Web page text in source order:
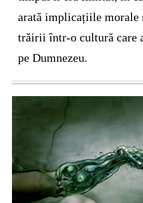
arată implicațiile morale
trăirii într-o cultură care
pe Dumnezeu.